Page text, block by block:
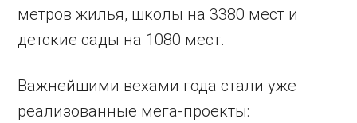
метров жилья, школы на 3380 мест и
детские сады на 1080 мест.
Важнейшими вехами года стали уже
реализованные мега-проекты: